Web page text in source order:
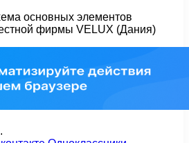
основных элементов
фирмы VELUX (Дания)